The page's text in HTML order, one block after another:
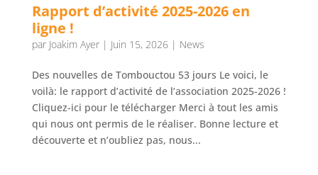
Rapport d’activité 2025-2026 en
ligne !
par Joakim Ayer| Juin 15, 2026| News
Des nouvelles de Tombouctou 53 jours Le voici, le
voilà: le rapport d’activité de l’association 2025-2026 !
Cliquez-ici pour le télécharger Merci à tout les amis
qui nous ont permis de le réaliser. Bonne lecture et
découverte et n’oubliez pas, nous...